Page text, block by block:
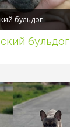
бульдог
бульдог